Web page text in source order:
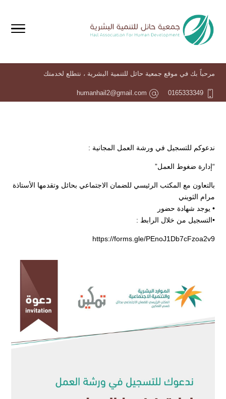
مرحباً بك في موقع جمعية حائل للتنمية البشرية ، نتطلع لخدمتك
0165333349
humanhail2@gmail.com
ندعوكم للتسجيل في ورشة العمل المجانية :
“إدارة ضغوط العمل”
بالتعاون مع المكتب الرئيسي للضمان الاجتماعي بحائل وتقدمها الأستاذة
مرام الثويني
• يوجد شهادة حضور
•التسجيل من خلال الرابط :
https://forms.gle/PEnoJ1Db7cFzoa2v9